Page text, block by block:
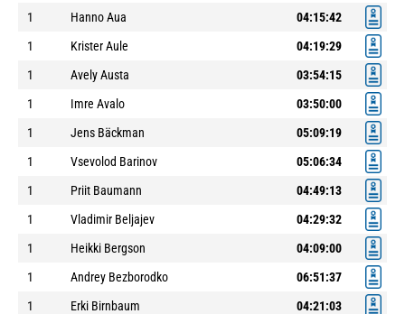
1
Hanno Aua
04:15:42
1
Krister Aule
04:19:29
1
Avely Austa
03:54:15
1
Imre Avalo
03:50:00
1
Jens Bäckman
05:09:19
1
Vsevolod Barinov
05:06:34
1
Priit Baumann
04:49:13
1
Vladimir Beljajev
04:29:32
1
Heikki Bergson
04:09:00
1
Andrey Bezborodko
06:51:37
1
Erki Birnbaum
04:21:03